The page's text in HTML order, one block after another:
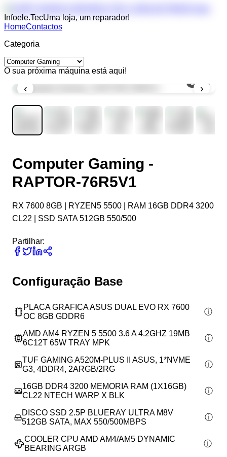
Infoele.TecUma loja, um reparador!
HomeContactos
Categoria
O sua próxima máquina está aqui!
‹ ›
1/
Computer Gaming -
RAPTOR-76R5V1
RX 7600 8GB | RYZEN5 5500 | RAM 16GB DDR4 3200
CL22 | SSD SATA 512GB 550/500
Partilhar:
Configuração Base
PLACA GRAFICA ASUS DUAL EVO RX 7600
OC 8GB GDDR6
AMD AM4 RYZEN 5 5500 3.6 A 4.2GHZ 19MB
6C12T 65W TRAY MPK
TUF GAMING A520M-PLUS II ASUS, 1*NVME
G3, 4DDR4, 2ARGB/2RG
16GB DDR4 3200 MEMORIA RAM (1X16GB)
CL22 NTECH WARP X BLK
DISCO SSD 2.5P BLUERAY ULTRA M8V
512GB SATA, MAX 550/500MBPS
COOLER CPU AMD AM4/AM5 DYNAMIC
BEARING ARGB